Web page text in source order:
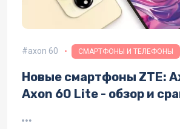
axon 60 СМАРТФОНЫ И ТЕЛЕФОНЫ
Новые смартфоны ZTE:
Axon 60 Lite - обзор и